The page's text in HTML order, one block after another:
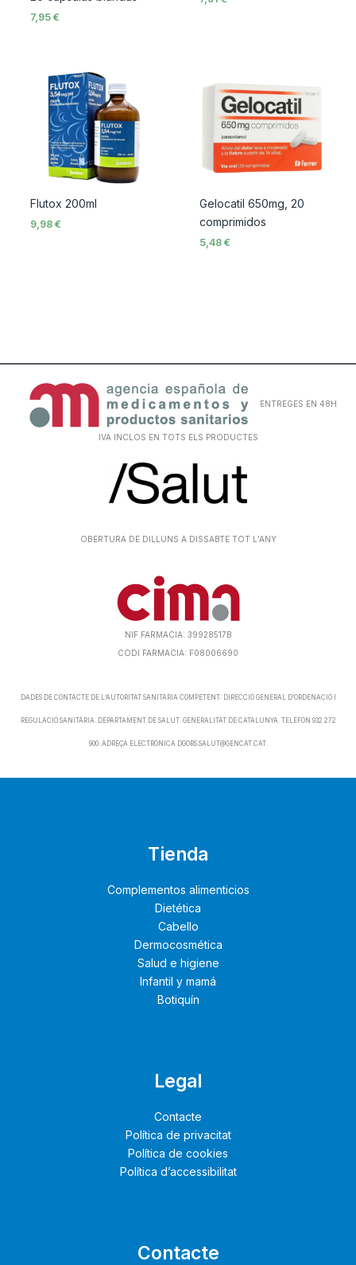
7,95€
Flutox 200ml
9,98€
Gelocatil 650mg, 20
comprimidos
5,48 €
ENTREGES EN 48H
IVA INCLOS EN TOTS ELS PRODUCTES
OBERTURA DE DILLUNS A DISSABTE TOT L’ANY
NIF FARMACIA: 39928517B
CODI FARMACIA: F08006690
DADES DE CONTACTE DE L’AUTORITAT SANITÀRIA COMPETENT: DIRECCIÓ GENERAL D’ORDENACIÓ I
REGULACIÓ SANITÀRIA. DEPARTAMENT DE SALUT. GENERALITAT DE CATALUNYA. TELÈFON 932 272
900. ADREÇA ELECTRÒNICA DGORS.SALUT@GENCAT.CAT.
Tienda
Complementos alimenticios
Dietética
Cabello
Dermocosmética
Salud e higiene
Infantil y mamá
Botiquín
Legal
Contacte
Política de privacitat
Política de cookies
Política d’accessibilitat
Contacte